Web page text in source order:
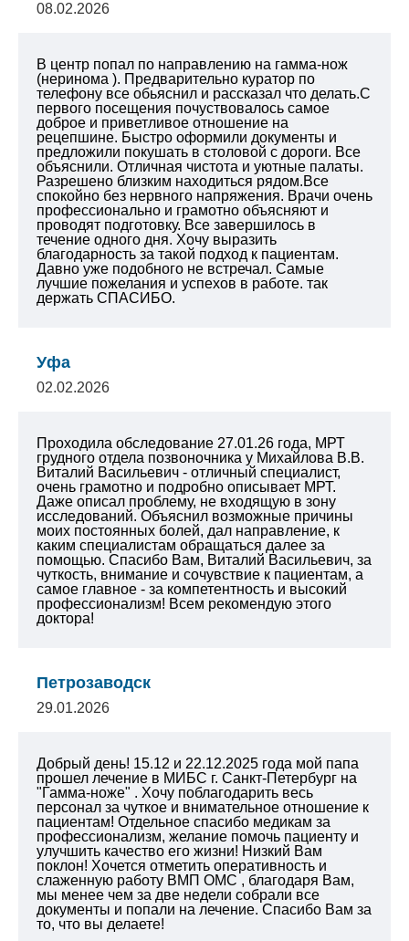
08.02.2026
В центр попал по направлению на гамма-нож
(неринома ). Предварительно куратор по
телефону все обьяснил и рассказал что делать.С
первого посещения почуствовалось самое
доброе и приветливое отношение на
рецепшине. Быстро оформили документы и
предложили покушать в столовой с дороги. Все
объяснили. Отличная чистота и уютные палаты.
Разрешено близким находиться рядом.Все
спокойно без нервного напряжения. Врачи очень
профессионально и грамотно объясняют и
проводят подготовку. Все завершилось в
течение одного дня. Хочу выразить
благодарность за такой подход к пациентам.
Давно уже подобного не встречал. Самые
лучшие пожелания и успехов в работе. так
держать СПАСИБО.
Уфа
02.02.2026
Проходила обследование 27.01.26 года, МРТ
грудного отдела позвоночника у Михайлова В.В.
Виталий Васильевич - отличный специалист,
очень грамотно и подробно описывает МРТ.
Даже описал проблему, не входящую в зону
исследований. Объяснил возможные причины
моих постоянных болей, дал направление, к
каким специалистам обращаться далее за
помощью. Спасибо Вам, Виталий Васильевич, за
чуткость, внимание и сочувствие к пациентам, а
самое главное - за компетентность и высокий
профессионализм! Всем рекомендую этого
доктора!
Петрозаводск
29.01.2026
Добрый день! 15.12 и 22.12.2025 года мой папа
прошел лечение в МИБС г. Санкт-Петербург на
"Гамма-ноже" . Хочу поблагодарить весь
персонал за чуткое и внимательное отношение к
пациентам! Отдельное спасибо медикам за
профессионализм, желание помочь пациенту и
улучшить качество его жизни! Низкий Вам
поклон! Хочется отметить оперативность и
слаженную работу ВМП ОМС , благодаря Вам,
мы менее чем за две недели собрали все
документы и попали на лечение. Спасибо Вам за
то, что вы делаете!